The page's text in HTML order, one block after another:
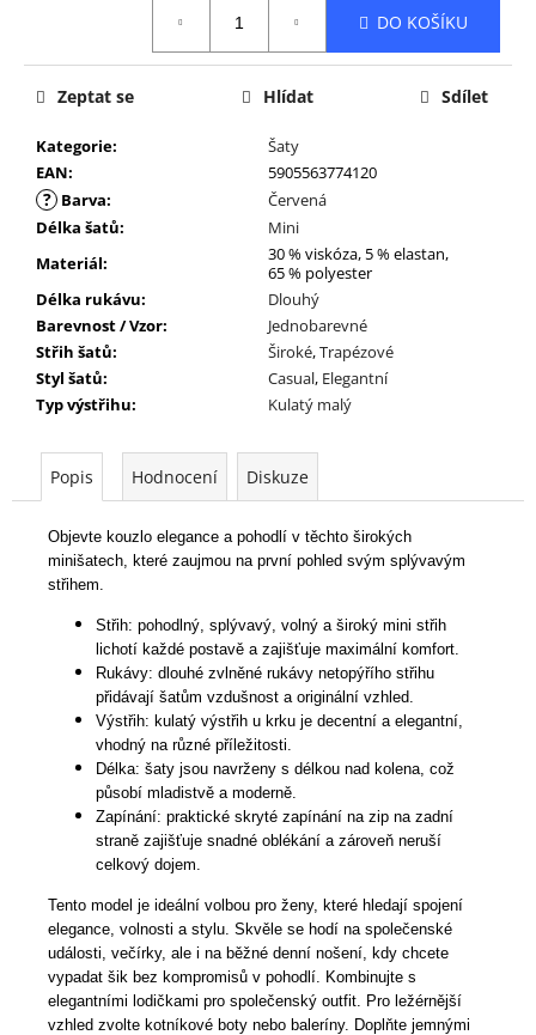
DO KOŠÍKU
Kategorie:
Šaty
EAN: 5905563774120
? Barva:
Červená
Délka šatů:
Mini
Materiál:
30 % viskóza, 5 % elastan,
65 % polyester
Délka rukávu:
Dlouhý
Barevnost / Vzor:
Jednobarevné
Střih šatů: Široké,Trapézové
Styl šatů: Casual, Elegantní
Typ výstřihu: Kulatý malý
Zeptat se Hlídat Sdílet
Popis Hodnocení Diskuze
Objevte kouzlo elegance a pohodlí v těchto širokých
minišatech, které zaujmou na první pohled svým splývavým
střihem.
Střih: pohodlný, splývavý, volný a široký mini střih
lichotí každé postavě a zajišťuje maximální komfort.
Rukávy: dlouhé zvlněné rukávy netopýřího střihu
přidávají šatům vzdušnost a originální vzhled.
Výstřih: kulatý výstřih u krku je decentní a elegantní,
vhodný na různé příležitosti.
Délka: šaty jsou navrženy s délkou nad kolena, což
působí mladistvě a moderně.
Zapínání: praktické skryté zapínání na zip na zadní
straně zajišťuje snadné oblékání a zároveň neruší
celkový dojem.
Tento model je ideální volbou pro ženy, které hledají spojení
elegance, volnosti a stylu. Skvěle se hodí na společenské
události, večírky, ale i na běžné denní nošení, kdy chcete
vypadat šik bez kompromisů v pohodlí. Kombinujte s
elegantními lodičkami pro společenský outfit. Pro ležérnější
vzhled zvolte kotníkové boty nebo baleríny. Doplňte jemnými